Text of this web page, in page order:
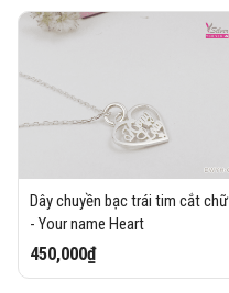
Dây chuyền bạc trái tim cắt chữ
- Your name Heart
450,000₫